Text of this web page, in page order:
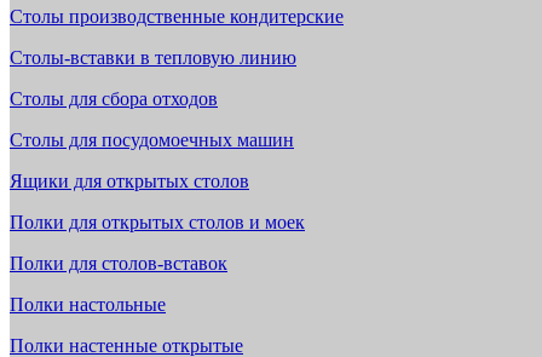
Столы производственные кондитерские
Столы-вставки в тепловую линию
Столы для сбора отходов
Столы для посудомоечных машин
Ящики для открытых столов
Полки для открытых столов и моек
Полки для столов-вставок
Полки настольные
Полки настенные открытые